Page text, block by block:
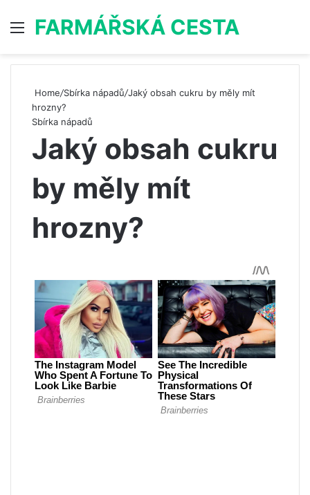
Menu
FARMÁŘSKÁ CESTA
Home/Sbírka nápadů/Jaký obsah cukru by měly mít
hrozny?
Sbírka nápadů
Jaký obsah cukru
by měly mít
hrozny?